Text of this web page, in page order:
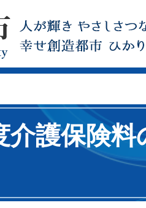
介護保険